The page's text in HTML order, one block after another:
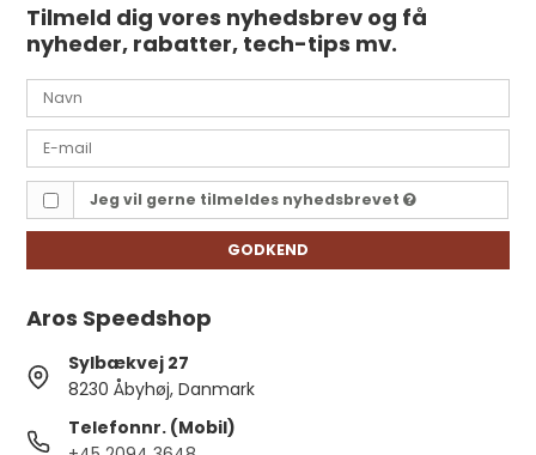
Tilmeld dig vores nyhedsbrev og få
nyheder, rabatter, tech-tips mv.
Jeg vil gerne tilmeldes nyhedsbrevet
GODKEND
Aros Speedshop
Sylbækvej 27
8230 Åbyhøj, Danmark
Telefonnr. (Mobil)